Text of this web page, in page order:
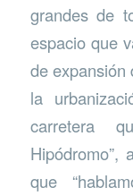
grandes de
espacio que
de expansión
la
carretera
Hipódromo”,
que